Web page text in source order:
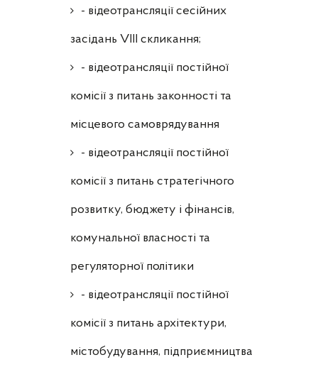
- відеотрансляції сесійних
засідань VIII скликання;
- відеотрансляції постійної
комісії з питань законності та
місцевого самоврядування
- відеотрансляції постійної
комісії з питань стратегічного
розвитку, бюджету і фінансів,
комунальної власності та
регуляторної політики
- відеотрансляції постійної
комісії з питань архітектури,
містобудування, підприємництва